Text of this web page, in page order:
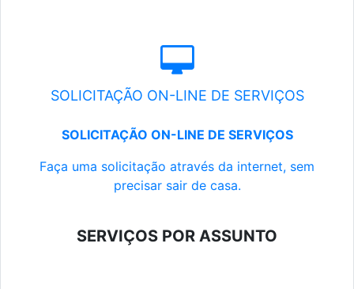
SOLICITAÇÃO ON-LINE DE SERVIÇOS
SOLICITAÇÃO ON-LINE DE SERVIÇOS
Faça uma solicitação através da internet, sem
precisar sair de casa.
SERVIÇOS POR ASSUNTO